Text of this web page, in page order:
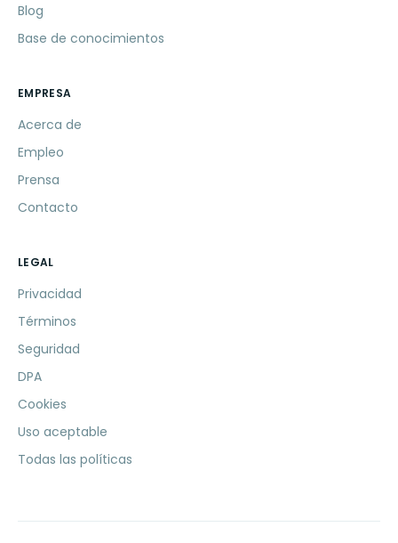
Blog
Base de conocimientos
EMPRESA
Acerca de
Empleo
Prensa
Contacto
LEGAL
Privacidad
Términos
Seguridad
DPA
Cookies
Uso aceptable
Todas las políticas